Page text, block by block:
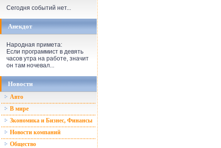
Сегодня событий нет...
Анекдот
Народная примета:
Если пpогpаммист в девять
часов утpа на pаботе, значит
он там ночевал...
Новости
Авто
В мире
Зкономика и Бизнес, Финансы
Новости компаний
Общество